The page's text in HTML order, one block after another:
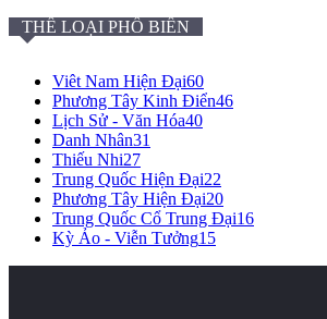
THỂ LOẠI PHỔ BIẾN
Viêt Nam Hiện Đại60
Phương Tây Kinh Điển46
Lịch Sử - Văn Hóa40
Danh Nhân31
Thiếu Nhi27
Trung Quốc Hiện Đại22
Phương Tây Hiện Đại20
Trung Quốc Cổ Trung Đại16
Kỳ Ảo - Viễn Tưởng15